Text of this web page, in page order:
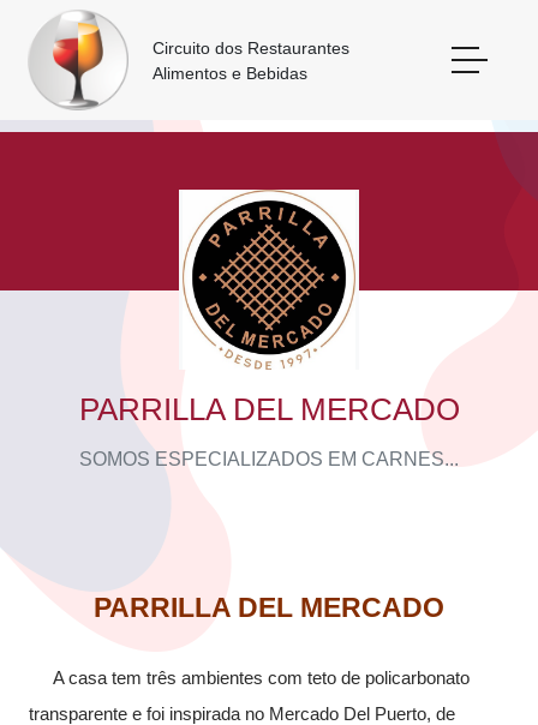
Circuito dos Restaurantes
Alimentos e Bebidas
PARRILLA DEL MERCADO
SOMOS ESPECIALIZADOS EM CARNES...
PARRILLA DEL MERCADO
A casa tem três ambientes com teto de policarbonato
transparente e foi inspirada no Mercado Del Puerto, de